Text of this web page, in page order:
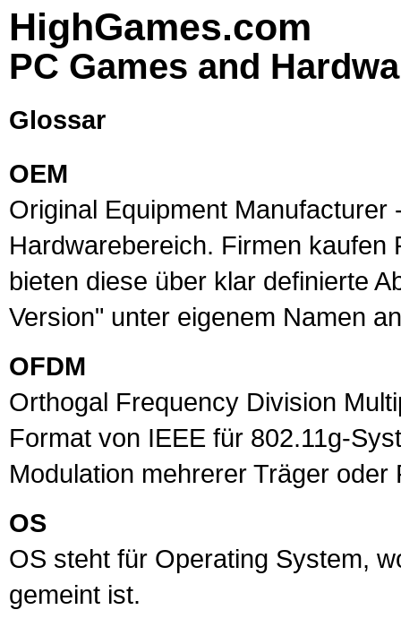
HighGames.com
PC Games and
Glossar
OEM
Original Equipment
Hardwarebereich. Firmen
bieten diese über klar definierte
Version" unter eigenem Namen
OFDM
Orthogal Frequency Division
Format von IEEE für 802.11g-
Modulation mehrerer Träger
OS
OS steht für Operating System,
gemeint ist.